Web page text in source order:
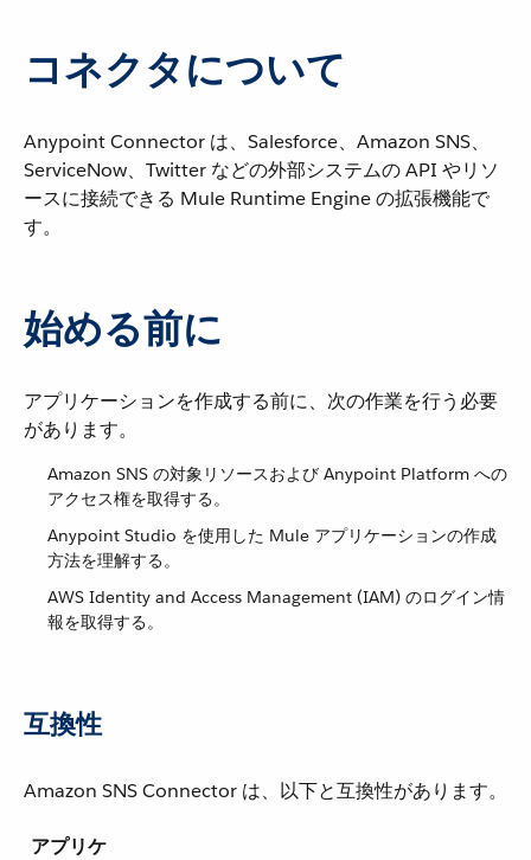
コネクタについて
Anypoint Connector は、Salesforce、Amazon SNS、
ServiceNow、Twitter などの外部システムの API やリソ
ースに接続できる Mule Runtime Engine の拡張機能で
す。
始める前に
アプリケーションを作成する前に、次の作業を行う必要
があります。
Amazon SNS の対象リソースおよび Anypoint Platform への
アクセス権を取得する。
Anypoint Studio を使用した Mule アプリケーションの作成
方法を理解する。
AWS Identity and Access Management (IAM) のログイン情
報を取得する。
互換性
Amazon SNS Connector は、以下と互換性があります。
アプリケ